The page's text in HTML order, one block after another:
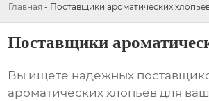
Главная - Поставщики ароматических
Поставщики
Вы ищете надежных
ароматических хлопьев для